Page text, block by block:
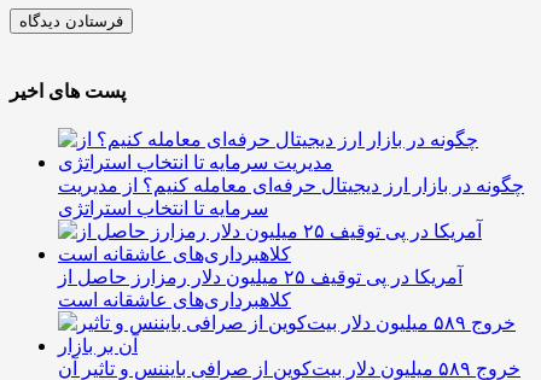
پست های اخیر
چگونه در بازار ارز دیجیتال حرفه‌ای معامله کنیم؟ از مدیریت
سرمایه تا انتخاب استراتژی
آمریکا در پی توقیف ۲۵ میلیون دلار رمزارز حاصل از
کلاهبرداری‌های عاشقانه است
خروج ۵۸۹ میلیون دلار بیت‌کوین از صرافی بایننس و تاثیر آن